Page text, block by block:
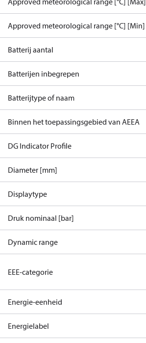
Approved meteorological range [°C] [Min]
Batterij aantal
Batterijen inbegrepen
Batterijtype of naam
Binnen het toepassingsgebied van AEEA
DG Indicator Profile
Diameter [mm]
Displaytype
Druk nominaal [bar]
Dynamic range
EEE-categorie
Energie-eenheid
Energielabel